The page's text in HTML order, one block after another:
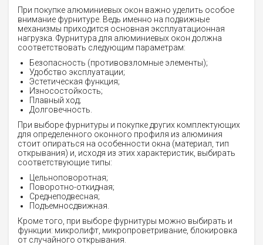
При покупке алюминиевых окон важно уделить особое
внимание фурнитуре. Ведь именно на подвижные
механизмы приходится основная эксплуатационная
нагрузка. Фурнитура для алюминиевых окон должна
соответствовать следующим параметрам:
Безопасность (противовзломные элементы);
Удобство эксплуатации;
Эстетическая функция;
Износостойкость;
Плавный ход;
Долговечность.
При выборе фурнитуры и покупке других комплектующих
для определенного оконного профиля из алюминия
стоит опираться на особенности окна (материал, тип
открывания) и, исходя из этих характеристик, выбирать
соответствующие типы:
Цельноповоротная;
Поворотно-откидная;
Среднеподвесная;
Подъемносдвижная.
Кроме того, при выборе фурнитуры можно выбирать и
функции: микролифт, микропроветривание, блокировка
от случайного открывания.